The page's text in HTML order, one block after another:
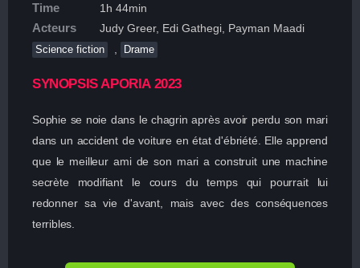
Time 1h 44min
Acteurs Judy Greer, Edi Gathegi, Payman Maadi
Science fiction Drame
SYNOPSIS APORIA 2023
Sophie se noie dans le chagrin après avoir perdu son mari
dans un accident de voiture en état d'ébriété. Elle apprend
que le meilleur ami de son mari a construit une machine
secrète modifiant le cours du temps qui pourrait lui
redonner sa vie d'avant, mais avec des conséquences
terribles.